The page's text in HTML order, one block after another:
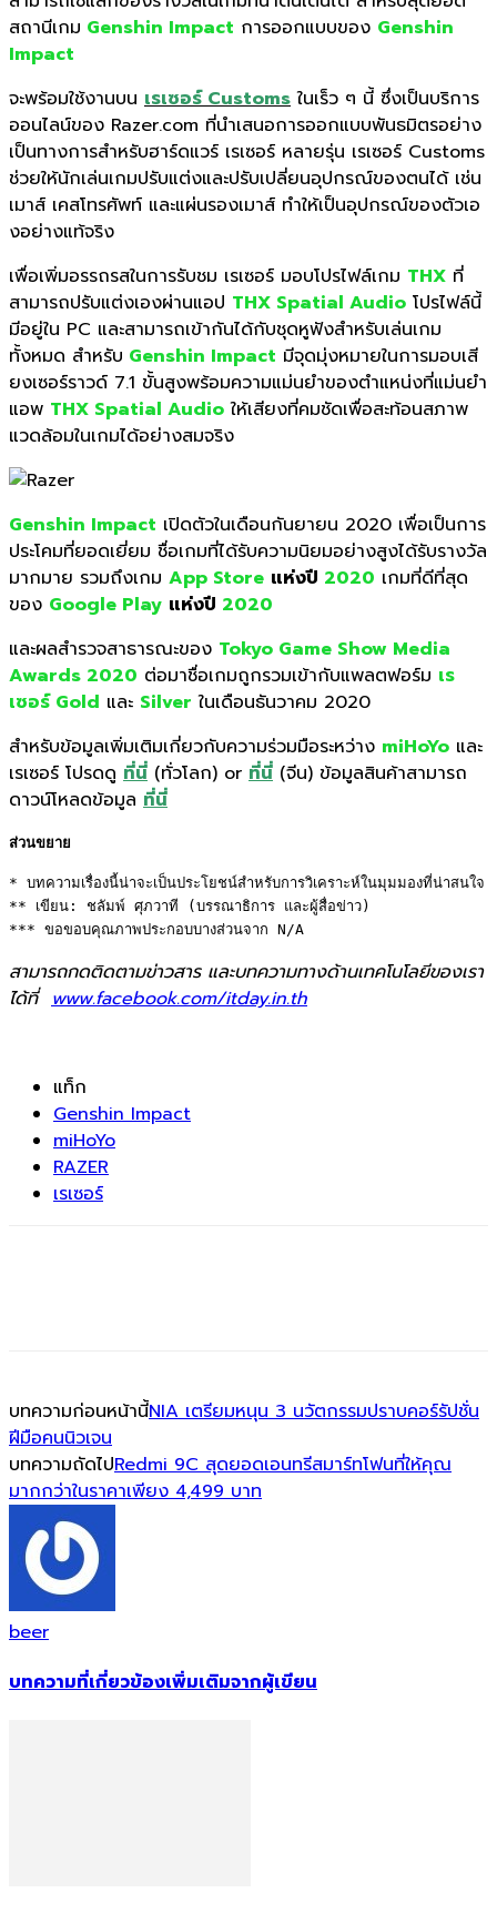
สถานีเกม Genshin Impact การออกแบบของ Genshin
Impact
จะพร้อมใช้งานบน เรเซอร์ Customs ในเร็ว ๆ นี้ ซึ่งเป็นบริการ
ออนไลน์ของ Razer.com ที่นำเสนอการออกแบบพันธมิตรอย่าง
เป็นทางการสำหรับฮาร์ดแวร์ เรเซอร์ หลายรุ่น เรเซอร์ Customs
ช่วยให้นักเล่นเกมปรับแต่งและปรับเปลี่ยนอุปกรณ์ของตนได้ เช่น
เมาส์ เคสโทรศัพท์ และแผ่นรองเมาส์ ทำให้เป็นอุปกรณ์ของตัวเอ
งอย่างแท้จริง
เพื่อเพิ่มอรรถรสในการรับชม เรเซอร์ มอบโปรไฟล์เกม THX ที่
สามารถปรับแต่งเองผ่านแอป THX Spatial Audio โปรไฟล์นี้
มีอยู่ใน PC และสามารถเข้ากันได้กับชุดหูฟังสำหรับเล่นเกม
ทั้งหมด สำหรับ Genshin Impact มีจุดมุ่งหมายในการมอบเสี
ยงเซอร์ราวด์ 7.1 ขั้นสูงพร้อมความแม่นยำของตำแหน่งที่แม่นยำ
แอพ THX Spatial Audio ให้เสียงที่คมชัดเพื่อสะท้อนสภาพ
แวดล้อมในเกมได้อย่างสมจริง
Genshin Impact เปิดตัวในเดือนกันยายน 2020 เพื่อเป็นการ
ประโคมที่ยอดเยี่ยม ชื่อเกมที่ได้รับความนิยมอย่างสูงได้รับรางวัล
มากมาย รวมถึงเกม App Store แห่งปี 2020 เกมที่ดีที่สุด
ของ Google Play แห่งปี 2020
และผลสำรวจสาธารณะของ Tokyo Game Show Media
Awards 2020 ต่อมาชื่อเกมถูกรวมเข้ากับแพลตฟอร์ม เร
เซอร์ Gold และ Silver ในเดือนธันวาคม 2020
สำหรับข้อมูลเพิ่มเติมเกี่ยวกับความร่วมมือระหว่าง miHoYo และ
เรเซอร์ โปรดดู ที่นี่ (ทั่วโลก) or ที่นี่ (จีน) ข้อมูลสินค้าสามารถ
ดาวน์โหลดข้อมูล ที่นี่
ส่วนขยาย
* บทความเรื่องนี้น่าจะเป็นประโยชน์สำหรับการวิเคราะห์ในมุมมองที่น่าสนใจ
** เขียน: ชลัมพ์ ศุภวาที (บรรณาธิการ และผู้สื่อข่าว)
*** ขอขอบคุณภาพประกอบบางส่วนจาก N/A
สามารถกดติดตามข่าวสาร และบทความทางด้านเทคโนโลยีของเรา
ได้ที่ www.facebook.com/itday.in.th
แท็ก
Genshin Impact
miHoYo
RAZER
เรเซอร์
บทความก่อนหน้านี้NIA เตรียมหนุน 3 นวัตกรรมปราบคอร์รัปชั่น
ฝีมือคนนิวเจน
บทความถัดไปRedmi 9C สุดยอดเอนทรีสมาร์ทโฟนที่ให้คุณ
มากกว่าในราคาเพียง 4,499 บาท
beer
บทความที่เกี่ยวข้องเพิ่มเติมจากผู้เขียน